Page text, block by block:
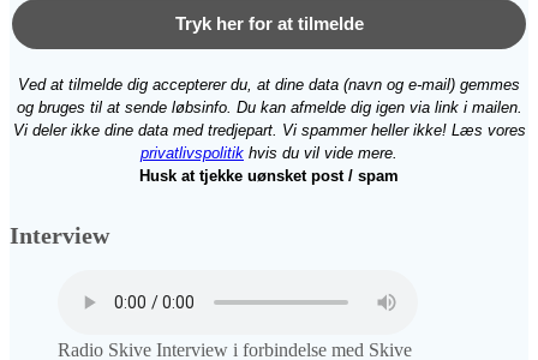
Ved at tilmelde dig accepterer du, at dine data (navn og e‑mail) gemmes
og bruges til at sende løbsinfo. Du kan afmelde dig igen via link i mailen.
Vi deler ikke dine data med tredjepart. Vi spammer heller ikke! Læs vores
privatlivspolitik hvis du vil vide mere.
Husk at tjekke uønsket post / spam
Interview
Radio Skive Interview i forbindelse med Skive